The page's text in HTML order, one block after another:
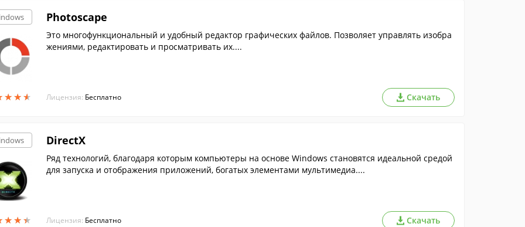
★★★
★★★
Photoscape
Это многофункциональный и удобный редактор графических файлов. Позволяет управлять изобра
жениями, редактировать и просматривать их....
Лицензия: Бесплатно Скачать
★★★
★★★
DirectX
Ряд технологий, благодаря которым компьютеры на основе Windows становятся идеальной средой
для запуска и отображения приложений, богатых элементами мультимедиа....
Лицензия: Бесплатно Скачать